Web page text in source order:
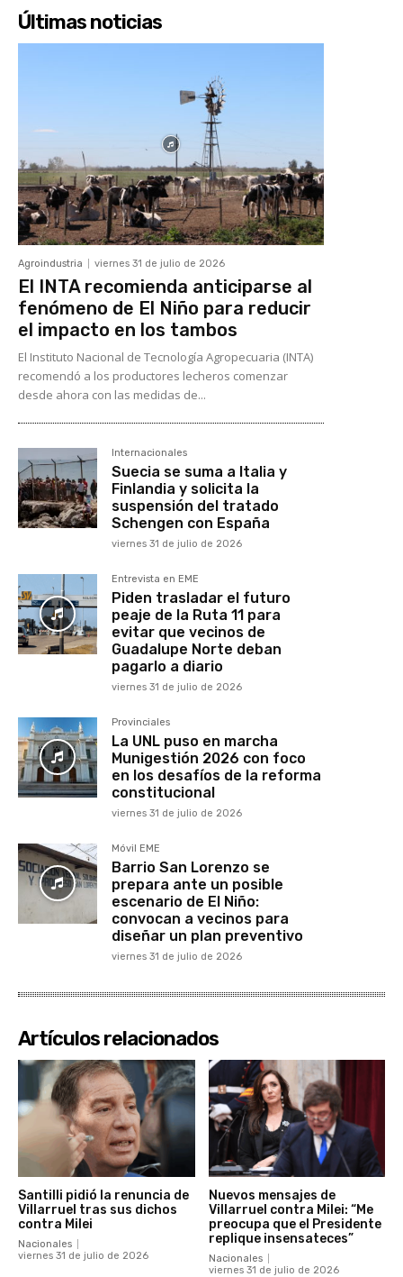
Últimas noticias
Agroindustria viernes 31 de julio de 2026
El INTA recomienda anticiparse al
fenómeno de El Niño para reducir
el impacto en los tambos
El Instituto Nacional de Tecnología Agropecuaria (INTA)
recomendó a los productores lecheros comenzar
desde ahora con las medidas de...
Internacionales
Suecia se suma a Italia y
Finlandia y solicita la
suspensión del tratado
Schengen con España
viernes 31 de julio de 2026
Entrevista en EME
Piden trasladar el futuro
peaje de la Ruta 11 para
evitar que vecinos de
Guadalupe Norte deban
pagarlo a diario
viernes 31 de julio de 2026
Provinciales
La UNL puso en marcha
Munigestión 2026 con foco
en los desafíos de la reforma
constitucional
viernes 31 de julio de 2026
Móvil EME
Barrio San Lorenzo se
prepara ante un posible
escenario de El Niño:
convocan a vecinos para
diseñar un plan preventivo
viernes 31 de julio de 2026
Artículos relacionados
Santilli pidió la renuncia de
Villarruel tras sus dichos
contra Milei
Nacionales
viernes 31 de julio de 2026
Nuevos mensajes de
Villarruel contra Milei: “Me
preocupa que el Presidente
replique insensateces”
Nacionales
viernes 31 de julio de 2026